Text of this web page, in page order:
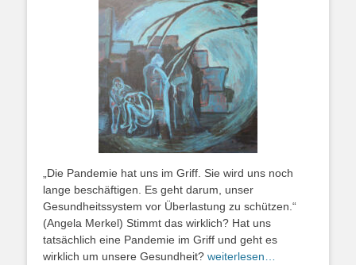
„Die Pandemie hat uns im Griff. Sie wird uns noch
lange beschäftigen. Es geht darum, unser
Gesundheitssystem vor Überlastung zu schützen.“
(Angela Merkel) Stimmt das wirklich? Hat uns
tatsächlich eine Pandemie im Griff und geht es
wirklich um unsere Gesundheit? weiterlesen…